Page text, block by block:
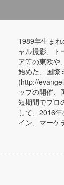
1989年生ま
ャル撮影、ト
ア等の東欧や
始めた、国際
(http://
ップの開催、
短期間でプロ
して、2016
イン、マーケ